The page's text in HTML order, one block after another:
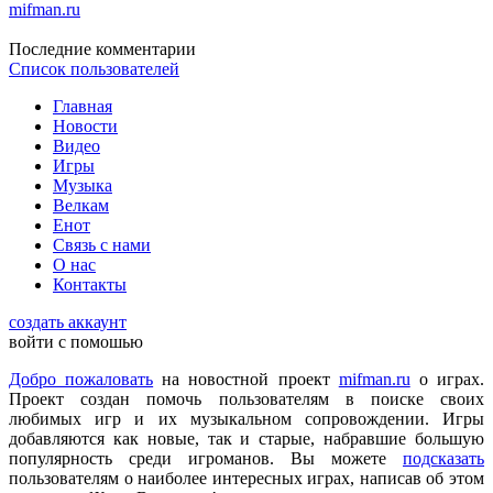
DmitrieGaming:Можете добавить на сайте Hogwarts Legacy и
Checkmate:
Что ты имеешь ввиду? На этом сайте игровые новости для
всех категорий людей, которые в той или иной форме
интересуются играми и геймерской индустрией в целом.
ometu:новости для женщин
Mifman :
Цитата: lexafrog
Обновите, пожалуйста, игру Garry's Mod
Игра обновлена
lexafrog:Обновите, пожалуйста, игру Garry's Mod. Много
mifman.ru
Последние комментарии
Список пользователей
Главная
Новости
Видео
Игры
Музыка
Велкам
Енот
Связь с нами
О нас
Контакты
создать аккаунт
войти с помошью
Добро пожаловать на новостной проект mifman.ru о играх.
Проект создан помочь пользователям в поиске своих
любимых игр и их музыкальном сопровождении. Игры
добавляются как новые, так и старые, набравшие большую
популярность среди игроманов. Вы можете подсказать
пользователям о наиболее интересных играх, написав об этом